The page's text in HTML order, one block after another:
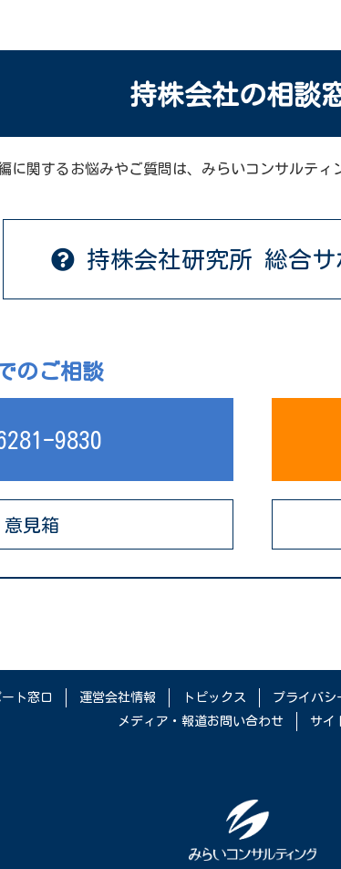
持株会社の相談
に関するお悩みやご質問は、みらいコンサルティ
持株会社研究所 総合サ
のご相談
9830
意見箱
ト窓口 運営会社情報 トピックス プライバシ
メディア・報道お問い合わせ
サイ